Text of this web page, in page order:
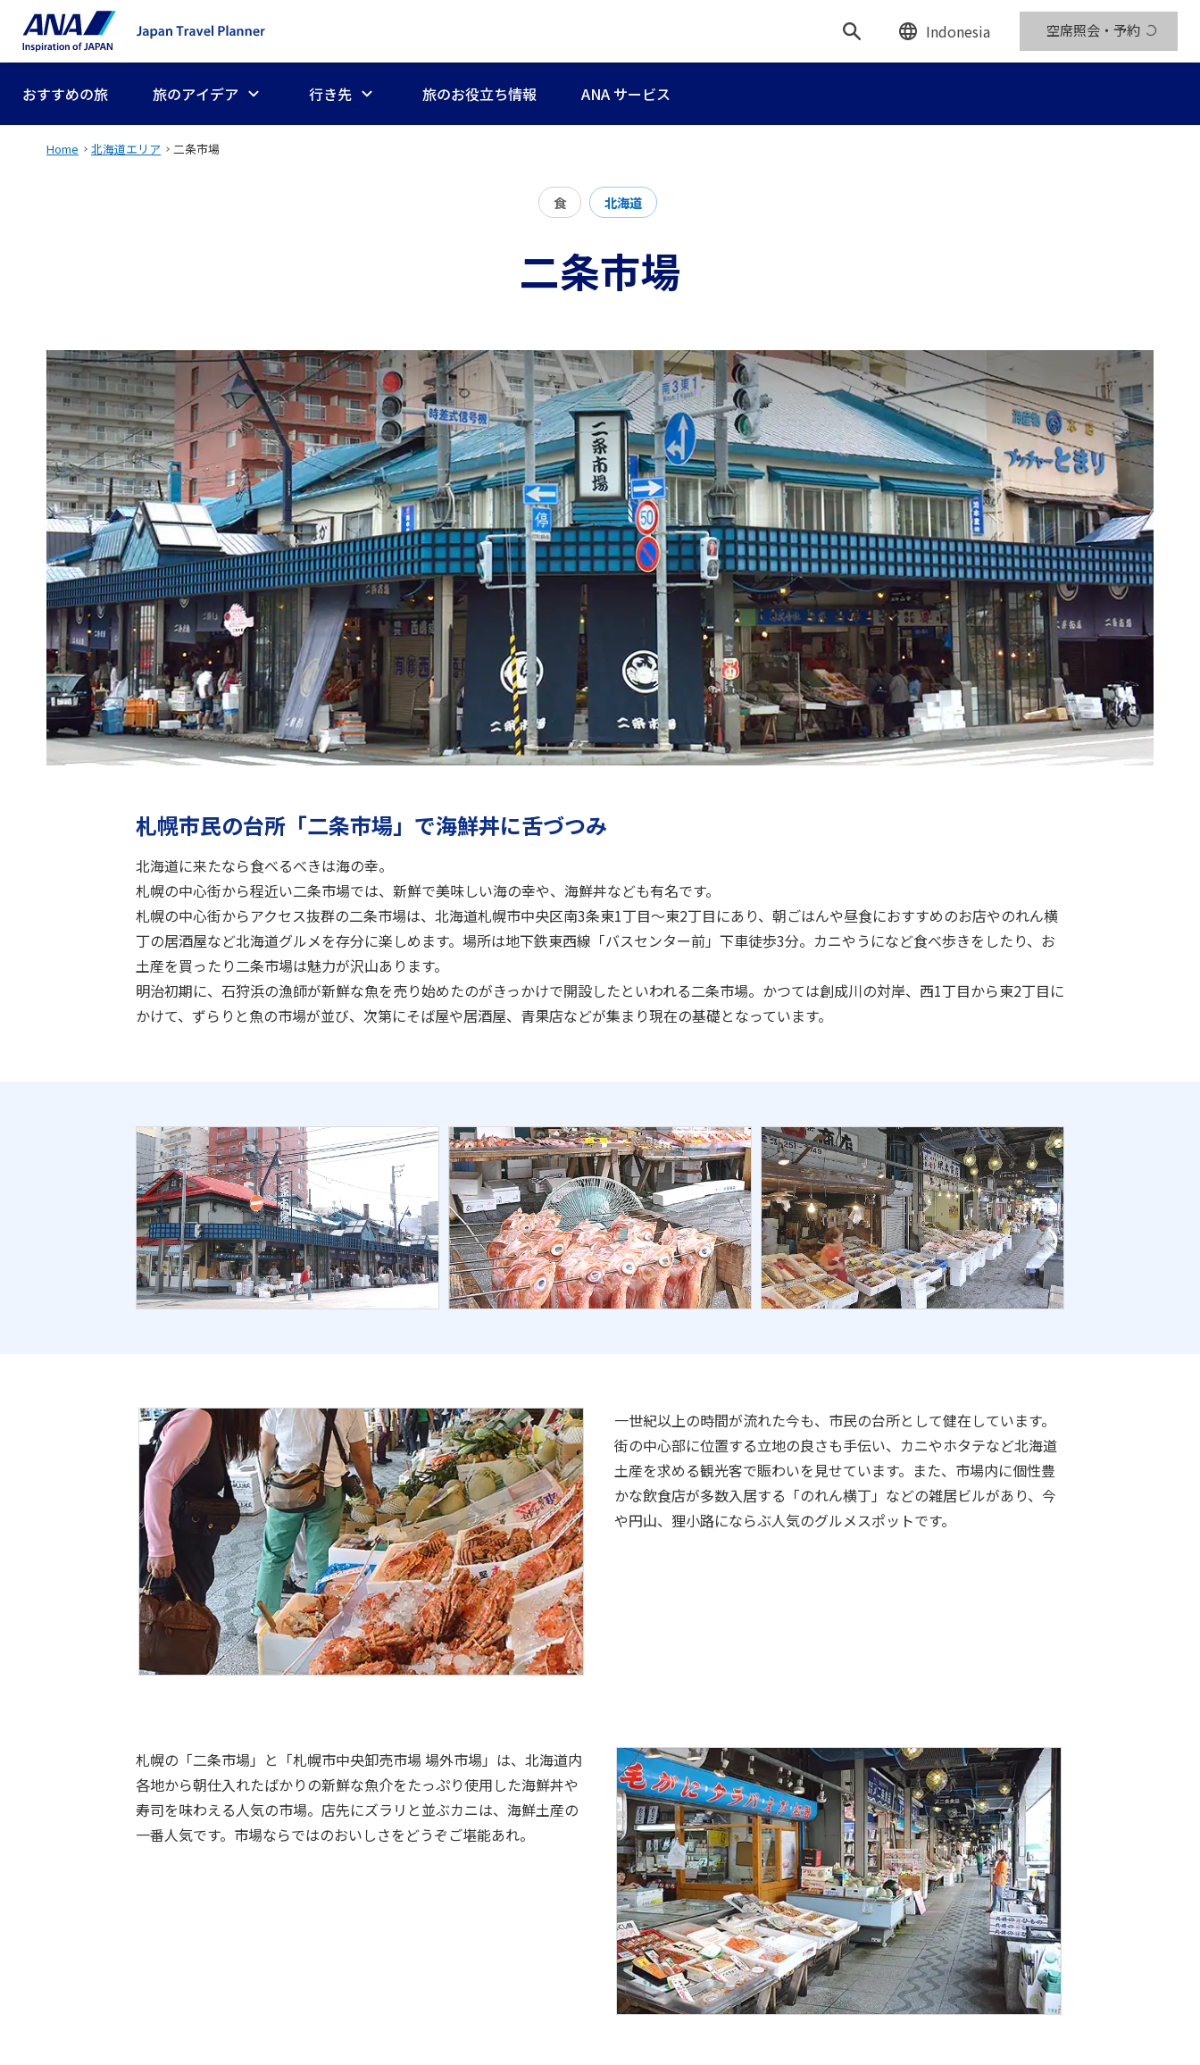
Indonesia 空席照会・予約
おすすめの旅 旅のアイデア 行き先 旅のお役立ち情報 ANA サービス
Home 北海道エリア 二条市場
食 北海道
二条市場
札幌市民の台所「二条市場」で海鮮丼に舌づつみ
北海道に来たなら食べるべきは海の幸。
札幌の中心街から程近い二条市場では、新鮮で美味しい海の幸や、海鮮丼なども有名です。
札幌の中心街からアクセス抜群の二条市場は、北海道札幌市中央区南3条東1丁目～東2丁目にあり、朝ごはんや昼食におすすめのお店やのれん横
丁の居酒屋など北海道グルメを存分に楽しめます。場所は地下鉄東西線「バスセンター前」下車徒歩3分。カニやうになど食べ歩きをしたり、お
土産を買ったり二条市場は魅力が沢山あります。
明治初期に、石狩浜の漁師が新鮮な魚を売り始めたのがきっかけで開設したといわれる二条市場。かつては創成川の対岸、西1丁目から東2丁目に
かけて、ずらりと魚の市場が並び、次第にそば屋や居酒屋、青果店などが集まり現在の基礎となっています。
一世紀以上の時間が流れた今も、市民の台所として健在しています。
街の中心部に位置する立地の良さも手伝い、カニやホタテなど北海道
土産を求める観光客で賑わいを見せています。また、市場内に個性豊
かな飲食店が多数入居する「のれん横丁」などの雑居ビルがあり、今
や円山、狸小路にならぶ人気のグルメスポットです。
札幌の「二条市場」と「札幌市中央卸売市場 場外市場」は、北海道内
各地から朝仕入れたばかりの新鮮な魚介をたっぷり使用した海鮮丼や
寿司を味わえる人気の市場。店先にズラリと並ぶカニは、海鮮土産の
一番人気です。市場ならではのおいしさをどうぞご堪能あれ。